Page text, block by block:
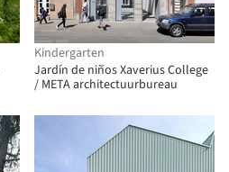
Kindergarten
Jardín de niños Xaverius College
/ META architectuurbureau